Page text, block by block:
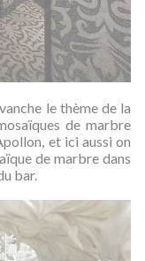
le thème de la
de marbre
et ici aussi on
de marbre dans
bar.